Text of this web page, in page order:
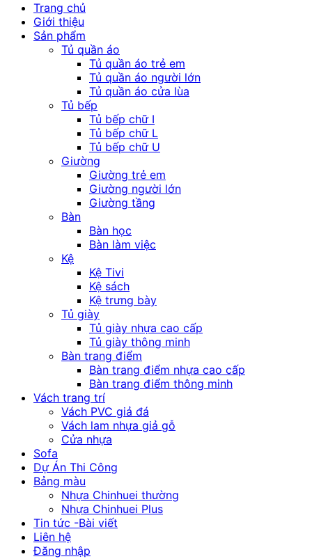
Trang chủ
Giới thiệu
Sản phẩm
Tủ quần áo
Tủ quần áo trẻ em
Tủ quần áo người lớn
Tủ quần áo cửa lùa
Tủ bếp
Tủ bếp chữ I
Tủ bếp chữ L
Tủ bếp chữ U
Giường
Giường trẻ em
Giường người lớn
Giường tầng
Bàn
Bàn học
Bàn làm việc
Kệ
Kệ Tivi
Kệ sách
Kệ trưng bày
Tủ giày
Tủ giày nhựa cao cấp
Tủ giày thông minh
Bàn trang điểm
Bàn trang điểm nhựa cao cấp
Bàn trang điểm thông minh
Vách trang trí
Vách PVC giả đá
Vách lam nhựa giả gỗ
Cửa nhựa
Sofa
Dự Án Thi Công
Bảng màu
Nhựa Chinhuei thường
Nhựa Chinhuei Plus
Tin tức -Bài viết
Liên hệ
Đăng nhập